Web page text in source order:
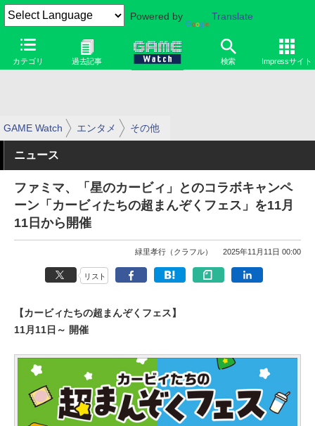
Powered by Translate
カテゴリ 過去記事 検索 Impressサイト
GAME Watch エンタメ その他
ニュース
ファミマ、「星のカービィ」とのコラボキャンペ
ーン「カービィたちの超まんぞくフェス」を11月
11日から開催
緑里孝行（クラフル） 2025年11月11日 00:00
リスト
【カービィたちの超まんぞくフェス】
11月11日～ 開催